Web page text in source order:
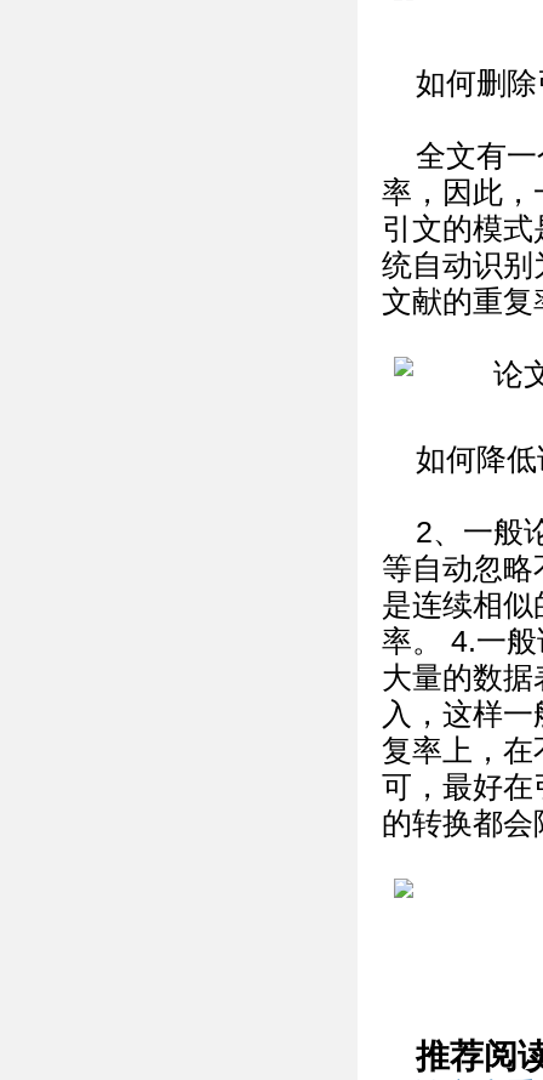
如何删
全文有
率，因此，
引文的模
统自动识别
文献的重复
如何降
2、一般
等自动忽
是连续相
率。 4.一
大量的数
入，这样
复率上，在
可，最好在
的转换都
推荐阅